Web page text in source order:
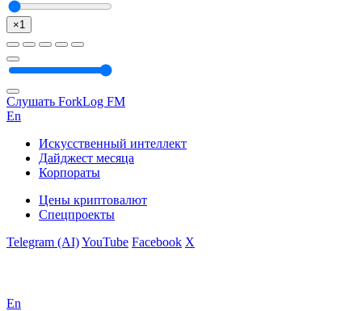
×1
Слушать ForkLog FM
En
Искусственный интеллект
Дайджест месяца
Корпораты
Цены криптовалют
Спецпроекты
Telegram (AI)YouTube Facebook X
En